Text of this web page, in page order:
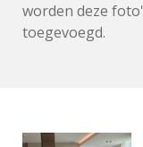
worden deze
toegevoegd.